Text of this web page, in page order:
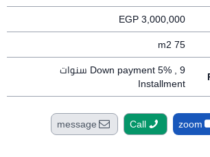
3,000,000
EGP
75 m2
Down payment 5% , 9 سنوات
Installment
zoom
Call
message